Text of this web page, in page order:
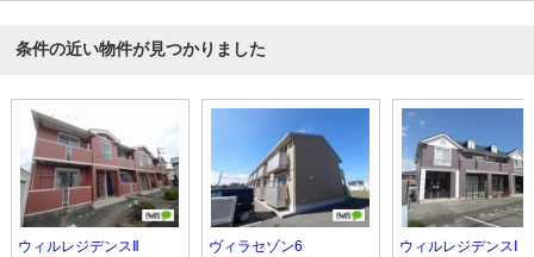
条件の近い物件が見つかりました
ウィルレジデンスⅡ
ヴィラセゾン6
ウィルレジデンスⅠ